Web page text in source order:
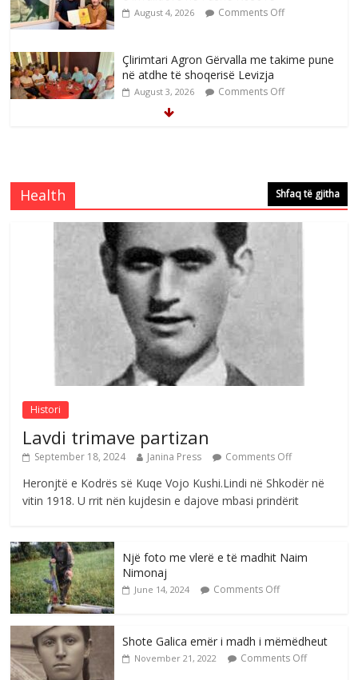
August 4, 2026 Comments Off
Çlirimtari Agron Gërvalla me takime pune
në atdhe të shoqerisë Levizja
August 3, 2026 Comments Off
Comments Off
S’mbaj inat me asnjëri -Ganimete Jakupi
poete e respektuar
August 3, 2026 Comments Off
Nga Elmije Ajazi e nderuar
August 5, 2026 Comments Off
Health Shfaq të gjitha
Histori
Lavdi trimave partizan
September 18, 2024 Janina Press Comments Off
Heronjtë e Kodrës së Kuqe Vojo Kushi.Lindi në Shkodër në
vitin 1918. U rrit nën kujdesin e dajove mbasi prindërit
Një foto me vlerë e të madhit Naim
Nimonaj
June 14, 2024 Comments Off
Shote Galica emër i madh i mëmëdheut
November 21, 2022 Comments Off